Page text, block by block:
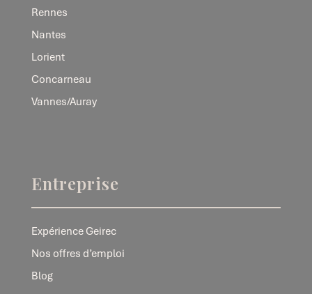
Rennes
Nantes
Lorient
Concarneau
Vannes/Auray
Entreprise
Expérience Geirec
Nos offres d’emploi
Blog